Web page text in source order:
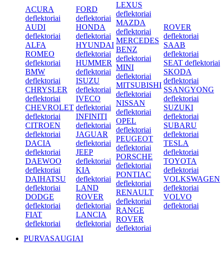
ACURA
deflektoriai
AUDI
deflektoriai
ALFA
ROMEO
deflektoriai
BMW
deflektoriai
CHRYSLER
deflektoriai
CHEVROLET
deflektoriai
CITROEN
deflektoriai
DACIA
deflektoriai
DAEWOO
deflektoriai
DAIHATSU
deflektoriai
DODGE
deflektoriai
FIAT
deflektoriai
FORD
deflektoriai
HONDA
deflektoriai
HYUNDAI
deflektoriai
HUMMER
deflektoriai
ISUZU
deflektoriai
IVECO
deflektoriai
INFINITI
deflektoriai
JAGUAR
deflektoriai
JEEP
deflektoriai
KIA
deflektoriai
LAND
ROVER
deflektoriai
LANCIA
deflektoriai
LEXUS
deflektoriai
MAZDA
deflektoriai
MERCEDES
BENZ
deflektoriai
MINI
deflektoriai
MITSUBISHI
deflektoriai
NISSAN
deflektoriai
OPEL
deflektoriai
PEUGEOT
deflektoriai
PORSCHE
deflektoriai
PONTIAC
deflektoriai
RENAULT
deflektoriai
RANGE
ROVER
deflektoriai
ROVER
deflektoriai
SAAB
deflektoriai
SEAT deflektoriai
SKODA
deflektoriai
SSANGYONG
deflektoriai
SUZUKI
deflektoriai
SUBARU
deflektoriai
TESLA
deflektoriai
TOYOTA
deflektoriai
VOLKSWAGEN
deflektoriai
VOLVO
deflektoriai
PURVASAUGIAI